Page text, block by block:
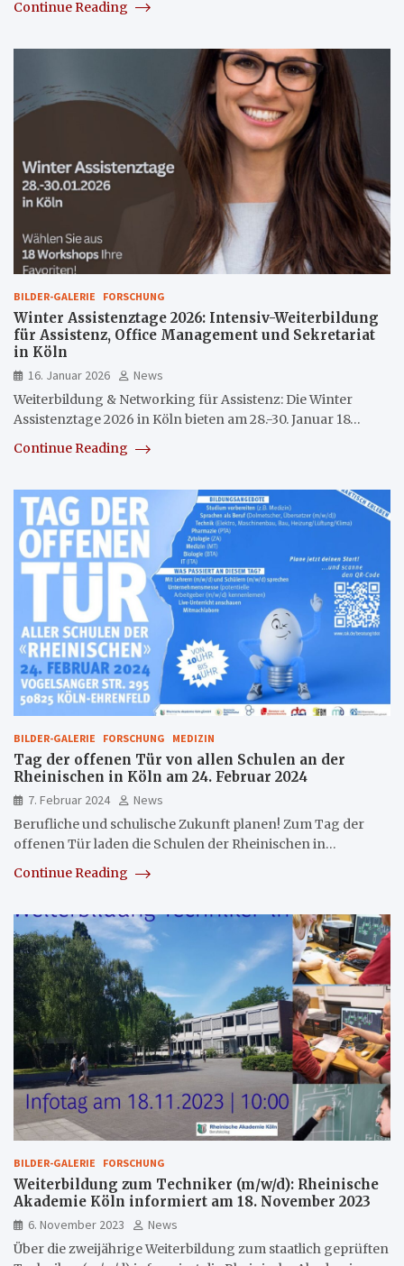
Continue Reading
BILDER-GALERIE FORSCHUNG
Winter Assistenztage 2026: Intensiv-Weiterbildung
für Assistenz, Office Management und Sekretariat
in Köln
16. Januar 2026
News
Weiterbildung & Networking für Assistenz: Die Winter
Assistenztage 2026 in Köln bieten am 28.-30. Januar 18…
Continue Reading
BILDER-GALERIE FORSCHUNG MEDIZIN
Tag der offenen Tür von allen Schulen an der
Rheinischen in Köln am 24. Februar 2024
7. Februar 2024
News
Berufliche und schulische Zukunft planen! Zum Tag der
offenen Tür laden die Schulen der Rheinischen in…
Continue Reading
BILDER-GALERIE FORSCHUNG
Weiterbildung zum Techniker (m/w/d): Rheinische
Akademie Köln informiert am 18. November 2023
6. November 2023
News
Über die zweijährige Weiterbildung zum staatlich geprüften